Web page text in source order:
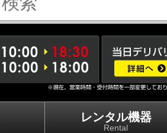
レンタル機器
Rental